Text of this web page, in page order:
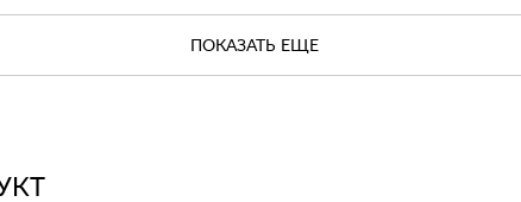
ПОКАЗАТЬ ЕЩЕ